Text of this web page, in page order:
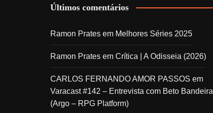
Últimos comentários
Ramon Prates em Melhores Séries 2025
Ramon Prates em Crítica | A Odisseia (2026)
CARLOS FERNANDO AMOR PASSOS em
Varacast #142 – Entrevista com Beto Bandeira
(Argo – RPG Platform)